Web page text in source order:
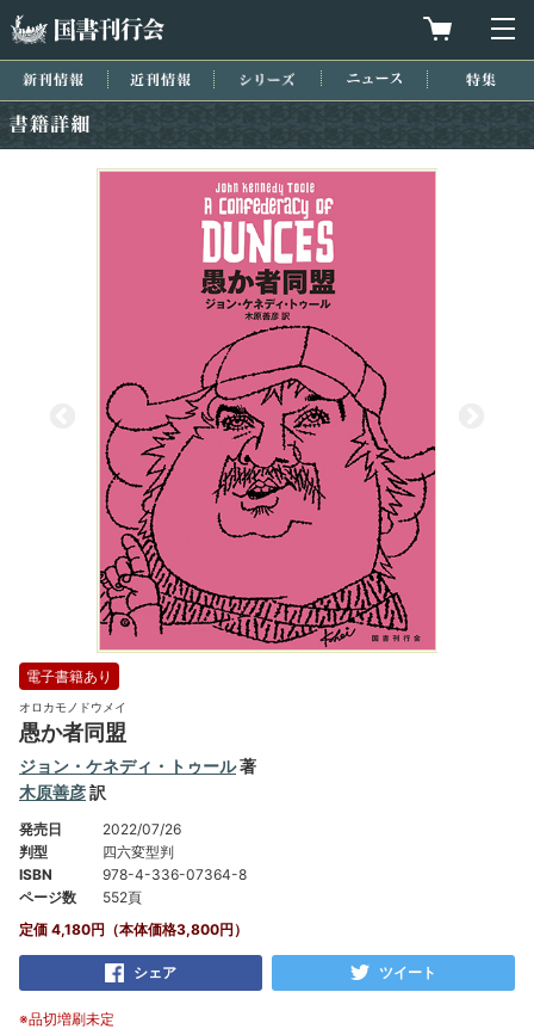
買物カゴを
新刊情報 近刊情報 シリーズ ニュース
電子書籍あり
オロカモノドウメイ
愚か者同盟
ジョン・ケネディ・トゥール著
木原善彦訳
発売日
2022/07/26
判型
四六変型判
ISBN
978-4-336-07364-8
ページ数
552頁
定価 4,180円（本体価格3,800円）
シェア ツイート
※品切増刷未定